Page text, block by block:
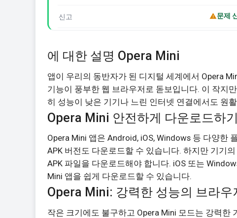
신고 문제
에 대한 설명 Opera Mini
앱이 우리의 동반자가 된 디지털 세계에서 Opera
기능이 풍부한 웹 브라우저로 돋보입니다. 이 작지
히 성능이 낮은 기기나 느린 인터넷 연결에서도 원
Opera Mini 안전하게 다운로드하기
Opera Mini 앱은 Android, iOS, Windows 등 다양한
APK 버전도 다운로드할 수 있습니다. 하지만 기기
APK 파일을 다운로드해야 합니다. iOS 또는
Mini 앱을 쉽게 다운로드할 수 있습니다.
Opera Mini: 강력한 성능의 브라우
작은 크기에도 불구하고 Opera Mini 모드는 강력한